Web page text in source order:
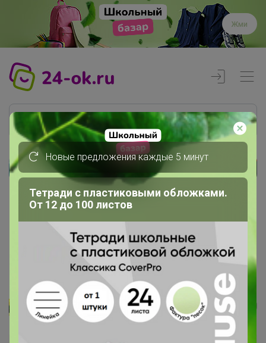
Жми
Реклама
Главная
СП121 ୨ৎ Модный перекресток...
КОСТОЧКА
Новые предложения каждые 5 минут
Тетради с пластиковыми обложками.
От 12 до 100 листов